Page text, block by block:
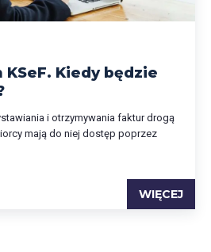
Kiedy będzie
i otrzymywania faktur drogą
mają do niej dostęp poprzez
WIĘCEJ